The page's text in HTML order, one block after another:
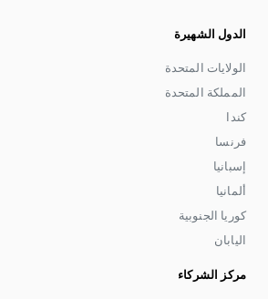
الدول الشهيرة
الولايات المتحدة
المملكة المتحدة
كندا
فرنسا
إسبانيا
ألمانيا
كوريا الجنوبية
اليابان
مركز الشركاء